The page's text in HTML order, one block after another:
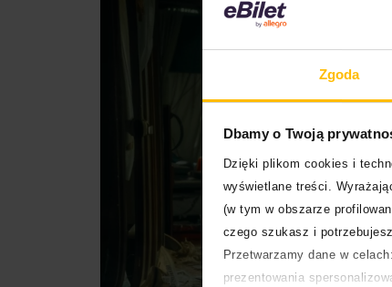
Zgoda
Dbamy o Twoją
Dzięki plikom cookies i
wyświetlane treści.
(w tym w obszarze
czego szukasz i
Przetwarzamy dane w
prezentowania